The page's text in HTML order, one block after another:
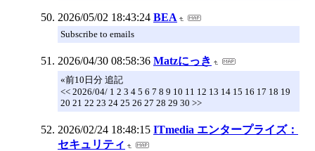
2026/05/02 18:43:24 BEA
Subscribe to emails
2026/04/30 08:58:36 Matzにっき
«前10日分 追記
<< 2026/04/ 1 2 3 4 5 6 7 8 9 10 11 12 13 14 15 16 17 18 19
20 21 22 23 24 25 26 27 28 29 30 >>
2026/02/24 18:48:15 ITmedia エンタープライズ：
セキュリティ